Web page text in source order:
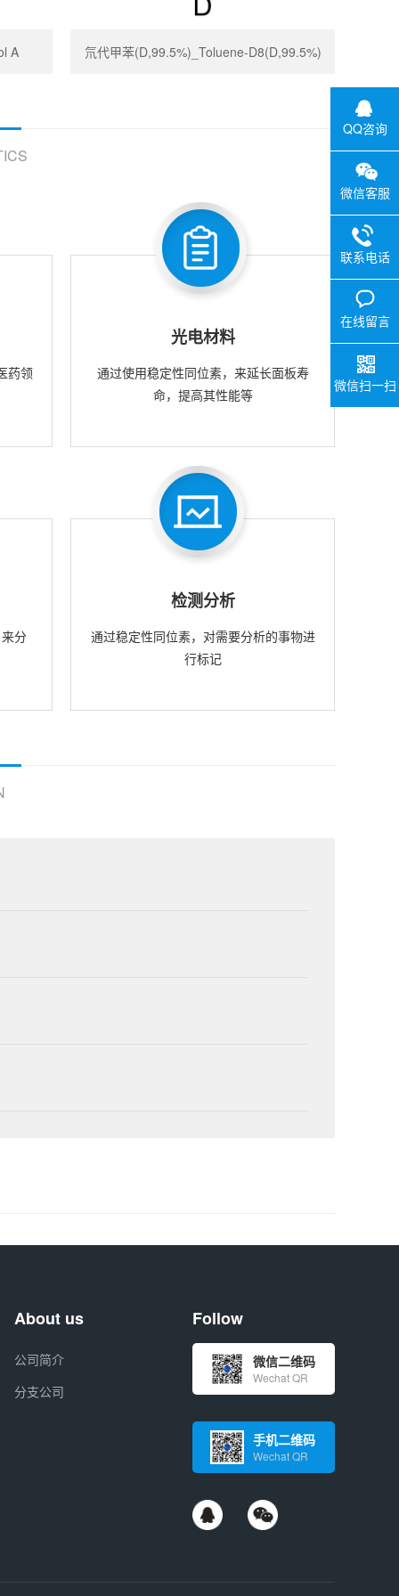
A 氘代甲苯(D,99.5%)_Toluene-D8(D,99.5%)
药领
光电材料
通过使用稳定性同位素，来延长面板寿
命，提高其性能等
分
检测分析
通过稳定性同位素，对需要分析的事物进
行标记
About us
公司简介
分支公司
Follow
微信二维码
Wechat QR
手机二维码
Wechat QR
QQ咨询
微信客服
联系电话
在线留言
微信扫一扫